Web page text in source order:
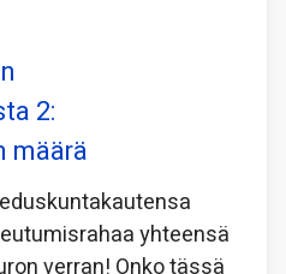
2:
määrä
yhteensä